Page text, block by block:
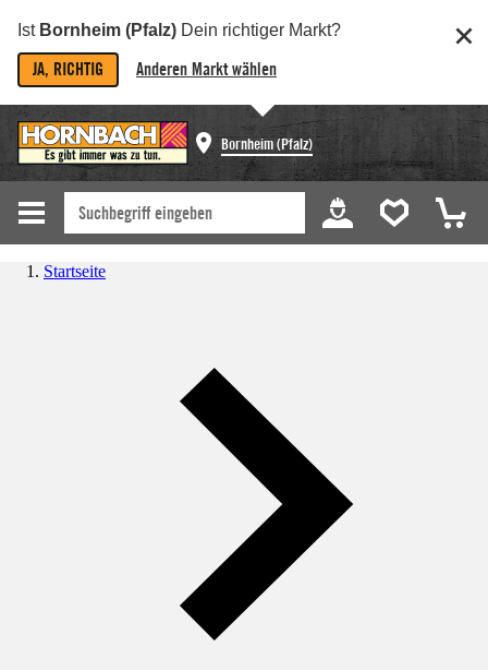
Ist Bornheim (Pfalz) Dein richtiger Markt?
JA, RICHTIG Anderen Markt wählen
Bornheim (Pfalz)
Startseite